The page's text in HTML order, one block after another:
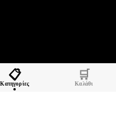
📋
Κατηγορίες
🛒
Καλάθι